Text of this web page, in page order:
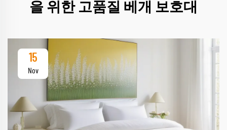
을 위한 고품질 베개 보호대
15
Nov